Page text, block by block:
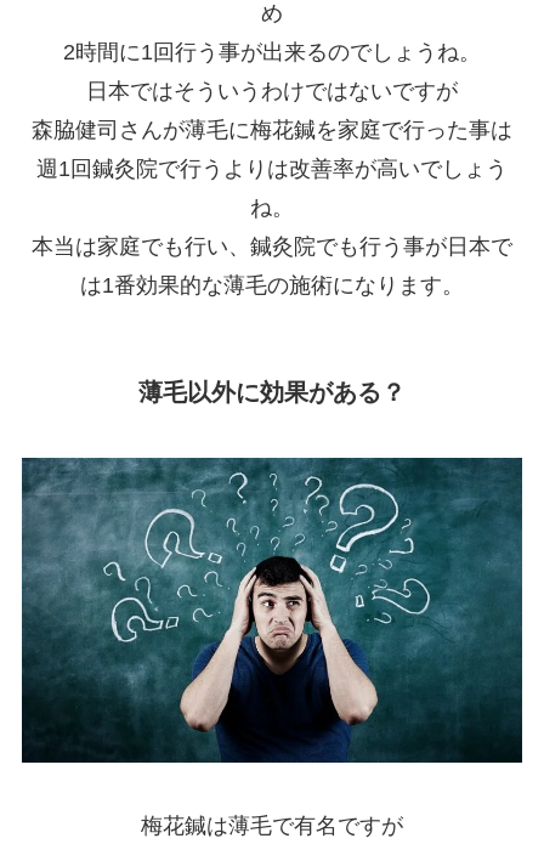
め
2時間に1回行う事が出来るのでしょうね。
日本ではそういうわけではないですが
森脇健司さんが薄毛に梅花鍼を家庭で行った事は
週1回鍼灸院で行うよりは改善率が高いでしょう
ね。
本当は家庭でも行い、鍼灸院でも行う事が日本で
は1番効果的な薄毛の施術になります。
薄毛以外に効果がある？
梅花鍼は薄毛で有名ですが